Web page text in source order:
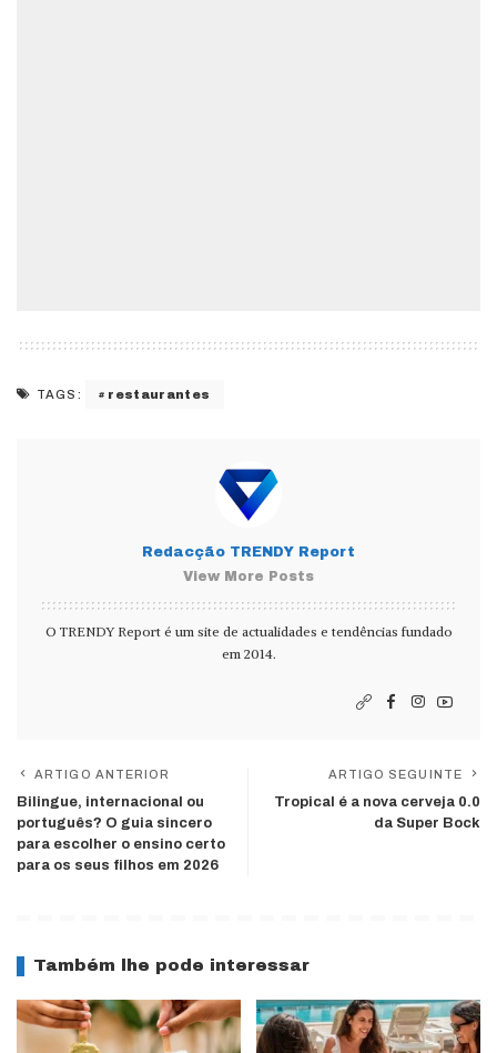
TAGS: restaurantes
Redacção TRENDY Report
View More Posts
O TRENDY Report é um site de actualidades e tendências fundado
em 2014.
ARTIGO ANTERIOR
Bilingue, internacional ou
português? O guia sincero
para escolher o ensino certo
para os seus filhos em 2026
ARTIGO SEGUINTE
Tropical é a nova cerveja 0.0
da Super Bock
Também lhe pode interessar